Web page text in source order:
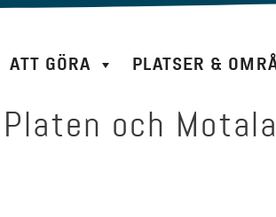
ATT GÖRA PLATSER &
och